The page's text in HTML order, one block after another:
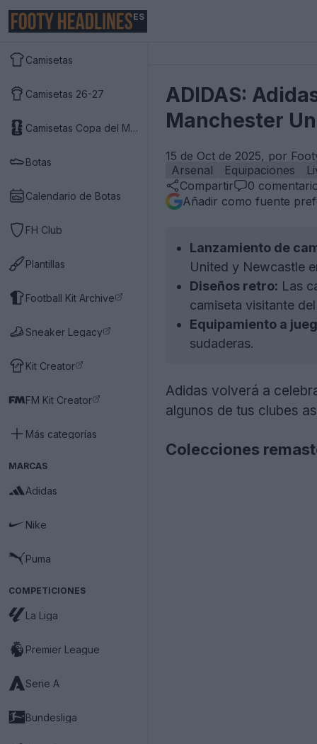
ES
Camisetas
Camisetas 26-27
Camisetas Copa del Mundo 2026
Botas
Calendario de Botas
FH Club
Plantillas
Football Kit Archive
Sneaker Legacy
Kit Creator
FM Kit Creator
Más categorías
MARCAS
Adidas
Nike
Puma
COMPETICIONES
La Liga
Premier League
Serie A
Bundesliga
ADIDAS:
Manchester
15 de Oct de 2025, por
Arsenal
Equipaciones
Compartir
0
Añadir como fuente
Lanzamiento de
United y Newcastle
Diseños retro: Las
camiseta visitante
Equipamiento a
sudaderas.
Adidas volverá a
algunos de tus clubes
Colecciones